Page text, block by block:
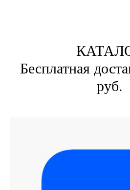
Бесплатная
руб.